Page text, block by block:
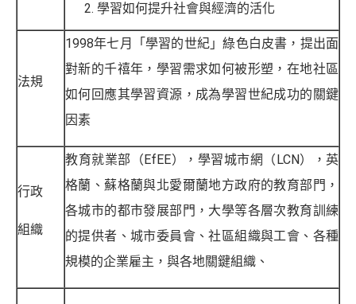
學習如何提升社會與經濟的活化
法規
1998年七月「學習的世紀」綠色白皮書，提出面
對新的千禧年，學習需求如何被形塑，在地社區
如何回應其學習資源，成為學習世紀成功的關鍵
因素
行政
組織
教育就業部（EfEE），學習城市網（LCN），英
格蘭、蘇格蘭與北愛爾蘭地方政府的教育部門，
各城市的都市發展部門，大學等各層次教育訓練
的提供者、城市委員會、社區組織與工會、各種
規模的企業雇主，與各地關鍵組織、